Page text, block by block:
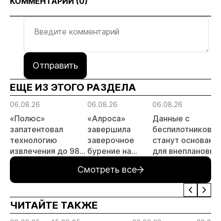
Отправить
ЕЩЕ ИЗ ЭТОГО РАЗДЕЛА
06.08.26
«Полюс»
запатентовал
технологию
извлечения до 98%
золота из
металлургического
шлака
06.08.26
«Алроса»
завершила
заверочное
бурение на
месторождении
Дегдекан
06.08.26
Данные с
беспилотников
станут
для внеплановых
Смотреть все
ЧИТАЙТЕ ТАКЖЕ